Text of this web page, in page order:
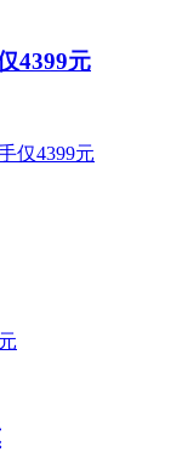
4399元